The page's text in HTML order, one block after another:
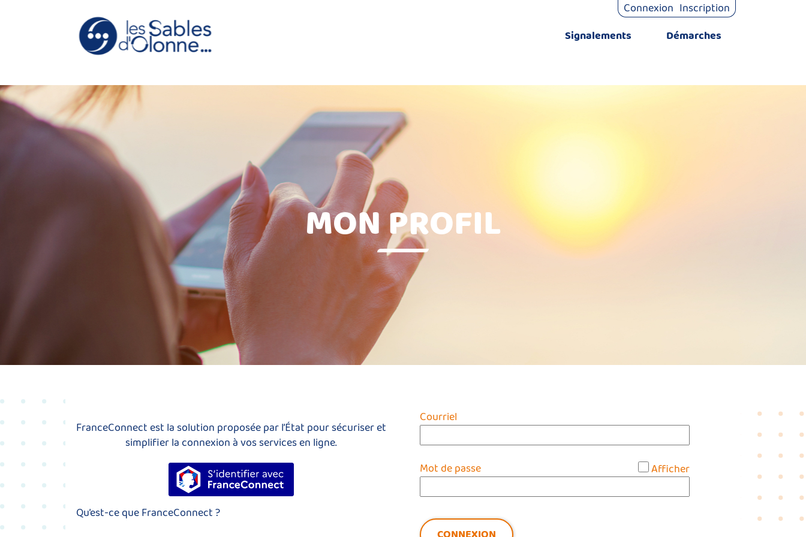
Signalements Démarches
Connexion Inscription
MON PROFIL
FranceConnect est la solution proposée par l’État pour sécuriser et
simplifier la connexion à vos services en ligne.
S’identifier avec FranceConnect
Qu’est-ce que FranceConnect ?
Courriel
Mot de passe Afficher